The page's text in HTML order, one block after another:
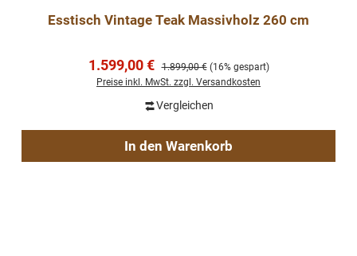
Esstisch Vintage Teak Massivholz 260 cm
Verkaufspreis:
1.599,00 € Regulärer Preis:
1.899,00 € (16% gespart)
Preise inkl. MwSt. zzgl. Versandkosten
Vergleichen
In den Warenkorb